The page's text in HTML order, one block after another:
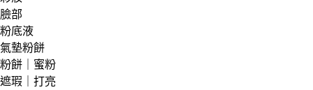
臉部
粉底液
氣墊粉餅
粉餅｜蜜粉
遮瑕｜打亮